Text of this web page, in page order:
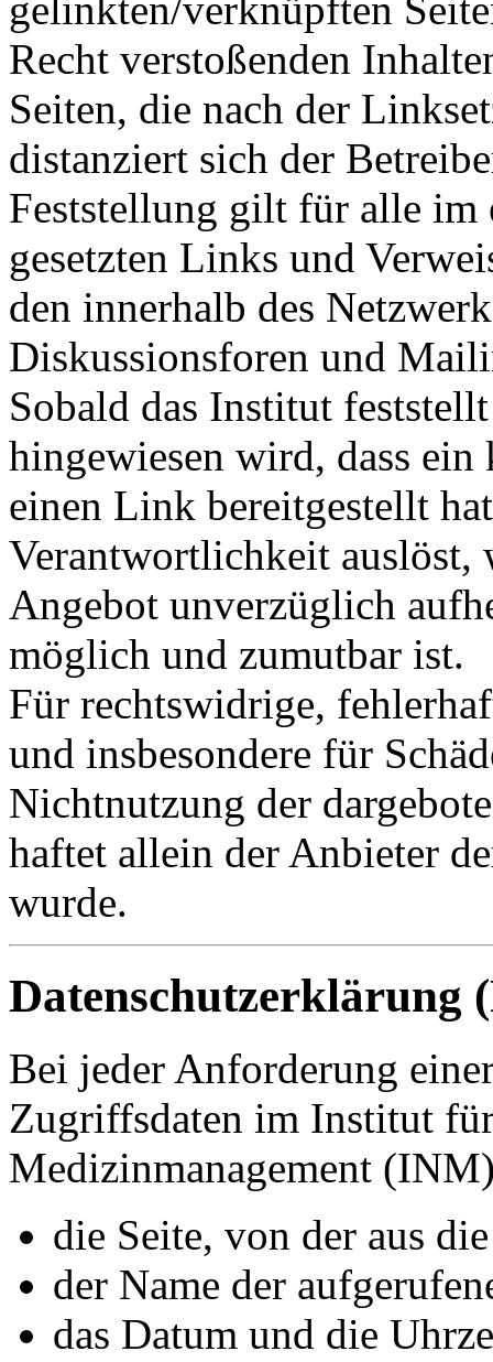
Recht verstoßenden
Seiten, die nach der
distanziert sich der
Feststellung gilt für alle im
gesetzten Links und
den innerhalb des
Diskussionsforen und
Sobald das Institut
hingewiesen wird, dass ein
einen Link bereitgestellt
Verantwortlichkeit auslöst,
Angebot unverzüglich
möglich und zumutbar ist.
Für rechtswidrige,
und insbesondere für
Nichtnutzung der
haftet allein der Anbieter
wurde.
Datenschutzerklärung
Bei jeder Anforderung
Zugriffsdaten im Institut
Medizinmanagement
die Seite, von der aus
der Name der
das Datum und die